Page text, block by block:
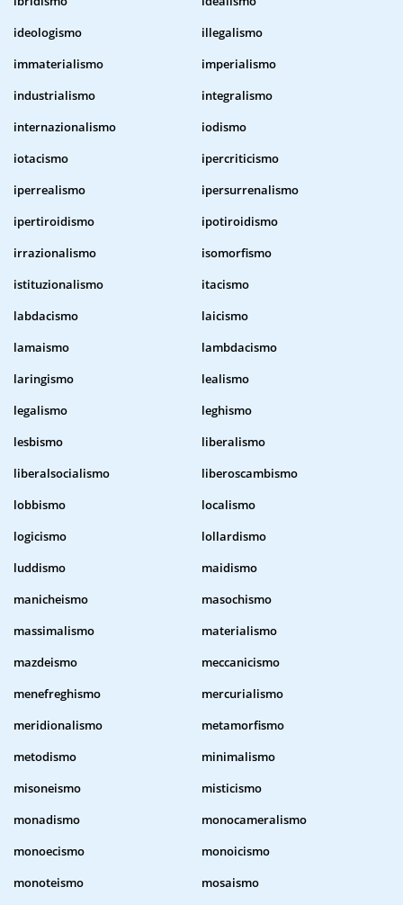
ideologismo
illegalismo
immaterialismo
imperialismo
industrialismo
integralismo
internazionalismo
iodismo
iotacismo
ipercriticismo
iperrealismo
ipersurrenalismo
ipertiroidismo
ipotiroidismo
irrazionalismo
isomorfismo
istituzionalismo
itacismo
labdacismo
laicismo
lamaismo
lambdacismo
laringismo
lealismo
legalismo
leghismo
lesbismo
liberalismo
liberalsocialismo
liberoscambismo
lobbismo
localismo
logicismo
lollardismo
luddismo
maidismo
manicheismo
masochismo
massimalismo
materialismo
mazdeismo
meccanicismo
menefreghismo
mercurialismo
meridionalismo
metamorfismo
metodismo
minimalismo
misoneismo
misticismo
monadismo
monocameralismo
monoecismo
monoicismo
monoteismo
mosaismo